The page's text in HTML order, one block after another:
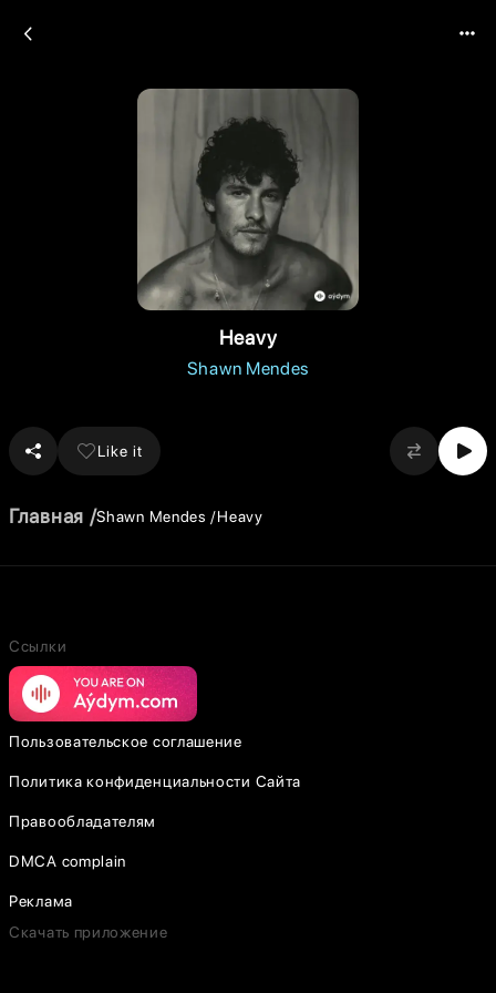
Heavy
Shawn Mendes
Like it
Главная Shawn Mendes Heavy
Ссылки
Пользовательское соглашение
Политика конфиденциальности Сайта
Правообладателям
DMCA complain
Реклама
Скачать приложение